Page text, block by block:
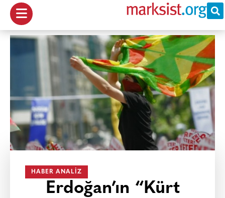
HABER ANALIZ
Erdoğan’ın “Kürt